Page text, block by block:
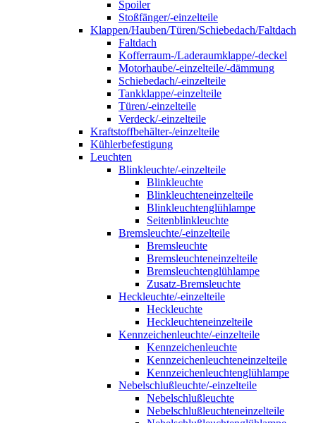
Spoiler
Stoßfänger/-einzelteile
Klappen/Hauben/Türen/Schiebedach/Faltdach
Faltdach
Kofferraum-/Laderaumklappe/-deckel
Motorhaube/-einzelteile/-dämmung
Schiebedach/-einzelteile
Tankklappe/-einzelteile
Türen/-einzelteile
Verdeck/-einzelteile
Kraftstoffbehälter-/einzelteile
Kühlerbefestigung
Leuchten
Blinkleuchte/-einzelteile
Blinkleuchte
Blinkleuchteneinzelteile
Blinkleuchtenglühlampe
Seitenblinkleuchte
Bremsleuchte/-einzelteile
Bremsleuchte
Bremsleuchteneinzelteile
Bremsleuchtenglühlampe
Zusatz-Bremsleuchte
Heckleuchte/-einzelteile
Heckleuchte
Heckleuchteneinzelteile
Kennzeichenleuchte/-einzelteile
Kennzeichenleuchte
Kennzeichenleuchteneinzelteile
Kennzeichenleuchtenglühlampe
Nebelschlußleuchte/-einzelteile
Nebelschlußleuchte
Nebelschlußleuchteneinzelteile